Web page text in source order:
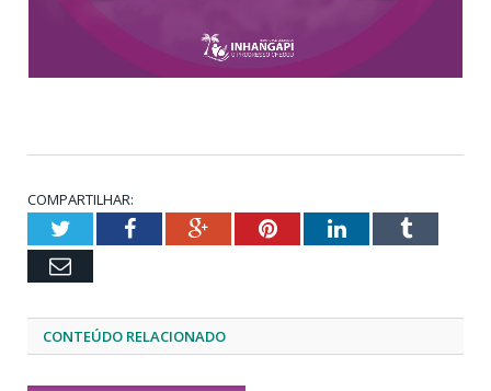
COMPARTILHAR:
TwitterFacebookGoogle+PinterestLinkedInTumblr
Email
CONTEÚDO RELACIONADO